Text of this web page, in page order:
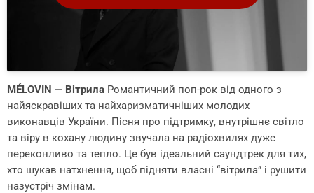
MÉLOVIN — Вітрила Романтичний поп-рок від одного з
найяскравіших та найхаризматичніших молодих
виконавців України. Пісня про підтримку, внутрішнє світло
та віру в кохану людину звучала на радіохвилях дуже
переконливо та тепло. Це був ідеальний саундтрек для тих,
хто шукав натхнення, щоб підняти власні “вітрила” і рушити
назустріч змінам.